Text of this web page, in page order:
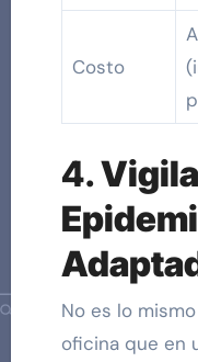
Costo
4.
No es lo
oficina que en